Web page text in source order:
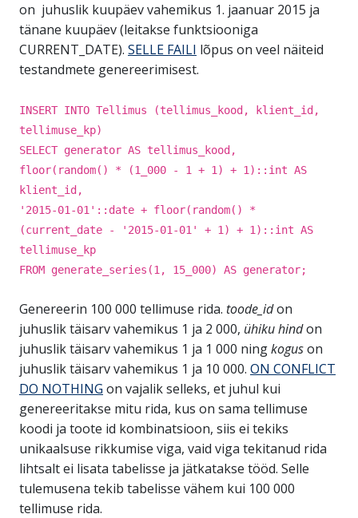
on juhuslik kuupäev vahemikus 1. jaanuar 2015 ja
tänane kuupäev (leitakse funktsiooniga
CURRENT_DATE). SELLE FAILI lõpus on veel näiteid
testandmete genereerimisest.
INSERT INTO Tellimus (tellimus_kood, klient_id,
tellimuse_kp)
SELECT generator AS tellimus_kood,
floor(random() * (1_000 - 1 + 1) + 1)::int AS
klient_id,
'2015-01-01'::date + floor(random() *
(current_date - '2015-01-01' + 1) + 1)::int AS
tellimuse_kp
FROM generate_series(1, 15_000) AS generator;
Genereerin 100 000 tellimuse rida. toode_idon
juhuslik täisarv vahemikus 1 ja 2 000, ühiku hindon
juhuslik täisarv vahemikus 1 ja 1 000 ningkoguson
juhuslik täisarv vahemikus 1 ja 10 000. ON CONFLICT
DO NOTHING on vajalik selleks, et juhul kui
genereeritakse mitu rida, kus on sama tellimuse
koodi ja toote id kombinatsioon, siis ei tekiks
unikaalsuse rikkumise viga, vaid viga tekitanud rida
lihtsalt ei lisata tabelisse ja jätkatakse tööd. Selle
tulemusena tekib tabelisse vähem kui 100 000
tellimuse rida.